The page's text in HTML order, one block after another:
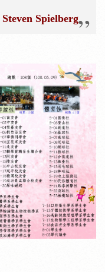
Steven Spielberg